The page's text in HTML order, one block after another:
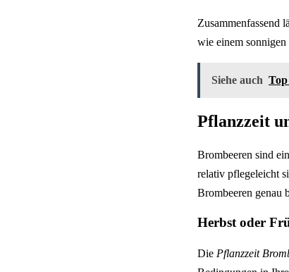
Zusammenfassend
wie einem sonnigen
Siehe auch
Pflanzzeit
Brombeeren sind
relativ pflegeleicht
Brombeeren genau
Herbst oder
Die Pflanzzeit